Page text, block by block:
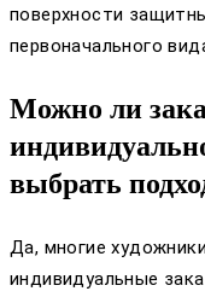
поверхности
первоначального
Можно ли
выбрать
Да, многие
индивидуальные